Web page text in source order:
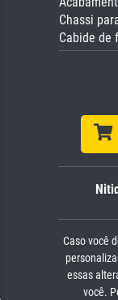
Chassi
Cabide de
Caso você
essas
você.